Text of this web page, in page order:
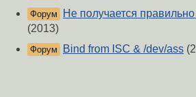
Форум
Не получается
(2013)
Форум Bind from ISC & /dev/ass